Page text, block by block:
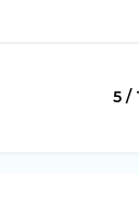
5 /